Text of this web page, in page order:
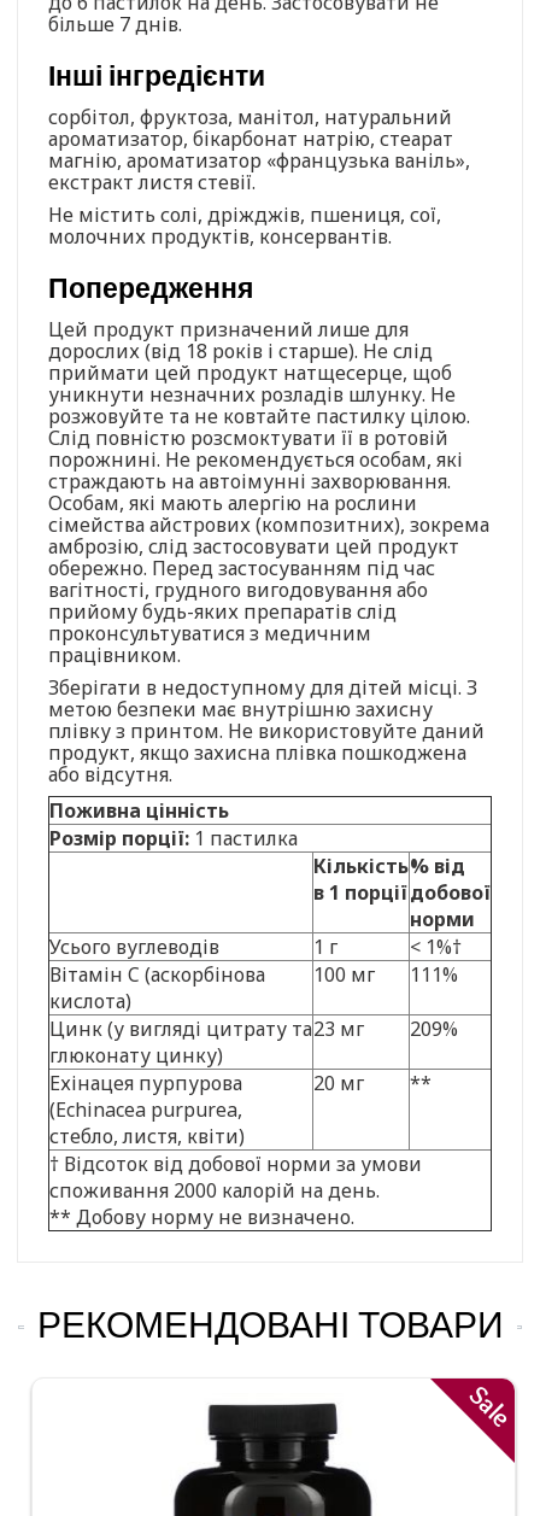
більше 7 днів.
Інші інгредієнти
сорбітол, фруктоза, манітол, натуральний
ароматизатор, бікарбонат натрію, стеарат
магнію, ароматизатор «французька ваніль»,
екстракт листя стевії.
Не містить солі, дріжджів, пшениця, сої,
молочних продуктів, консервантів.
Попередження
Цей продукт призначений лише для
дорослих (від 18 років і старше). Не слід
приймати цей продукт натщесерце, щоб
уникнути незначних розладів шлунку. Не
розжовуйте та не ковтайте пастилку цілою.
Слід повністю розсмоктувати її в ротовій
порожнині. Не рекомендується особам, які
страждають на автоімунні захворювання.
Особам, які мають алергію на рослини
сімейства айстрових (композитних), зокрема
амброзію, слід застосовувати цей продукт
обережно. Перед застосуванням під час
вагітності, грудного вигодовування або
прийому будь-яких препаратів слід
проконсультуватися з медичним
працівником.
Зберігати в недоступному для дітей місці. З
метою безпеки має внутрішню захисну
плівку з принтом. Не використовуйте даний
продукт, якщо захисна плівка пошкоджена
або відсутня.
Поживна цінність
Розмір порції: 1 пастилка
Кількість
в 1 порції
% від
добової
норми
Усього вуглеводів
1 г
< 1%†
Вітамін C (аскорбінова
кислота)
100 мг 111%
Цинк (у вигляді цитрату та
глюконату цинку)
23 мг 209%
Ехінацея пурпурова
(Echinacea purpurea,
стебло, листя, квіти)
20 мг **
† Відсоток від добової норми за умови
споживання 2000 калорій на день.
** Добову норму не визначено.
РЕКОМЕНДОВАНІ ТОВАРИ
Sale